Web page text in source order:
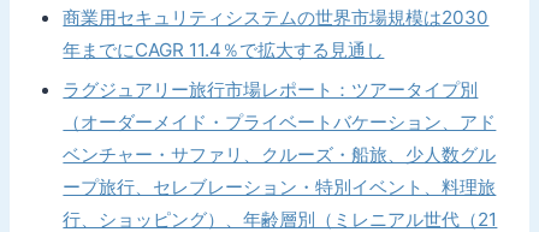
商業用セキュリティシステムの世界市場規模は2030
年までにCAGR 11.4％で拡大する見通し
ラグジュアリー旅行市場レポート：ツアータイプ別
（オーダーメイド・プライベートバケーション、アド
ベンチャー・サファリ、クルーズ・船旅、少人数グル
ープ旅行、セレブレーション・特別イベント、料理旅
行、ショッピング）、年齢層別（ミレニアル世代（21